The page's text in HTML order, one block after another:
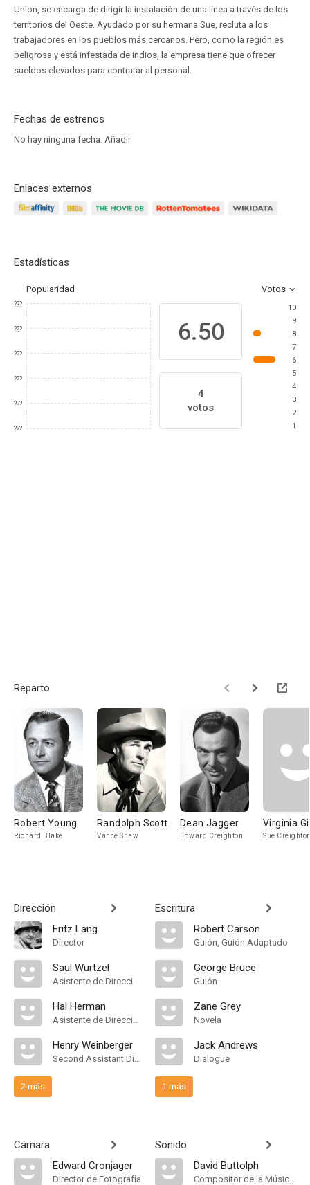
Union, se encarga de dirigir la instalación de una línea a través de los
territorios del Oeste. Ayudado por su hermana Sue, recluta a los
trabajadores en los pueblos más cercanos. Pero, como la región es
peligrosa y está infestada de indios, la empresa tiene que ofrecer
sueldos elevados para contratar al personal.
Fechas de estrenos
No hay ninguna fecha. Añadir
Enlaces externos
Estadísticas
Popularidad Votos
???
???
???
???
???
???
6.50
4
votos
10
9
8
7
6
5
4
3
2
1
Reparto
Robert Young
Richard Blake
Randolph Scott
Vance Shaw
Dean Jagger
Edward Creighton
Virginia
Sue
Dirección
Fritz Lang
Director
Saul Wurtzel
Asistente de Dirección
Hal Herman
Asistente de Dirección
Henry Weinberger
Second Assistant Director
2 más
Cámara
Edward Cronjager
Director de Fotografía
Escritura
Robert Carson
Guión, Guión Adaptado
George Bruce
Guión
Zane Grey
Novela
Jack Andrews
Dialogue
1 más
Sonido
David Buttolph
Compositor de la Música Original, Music Director